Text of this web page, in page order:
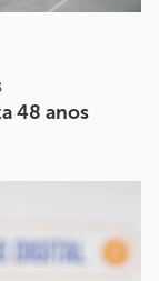
48 anos